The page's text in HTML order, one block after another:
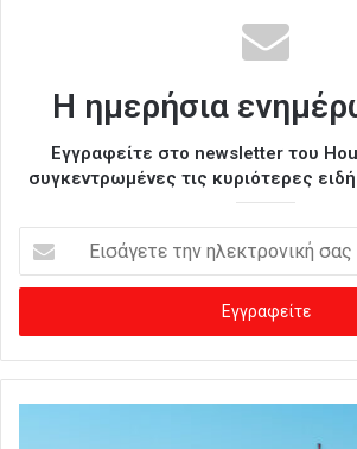
Η ημερήσια
Εγγραφείτε στο newsletter του
συγκεντρωμένες τις κυριότερες
σ
γ
ε